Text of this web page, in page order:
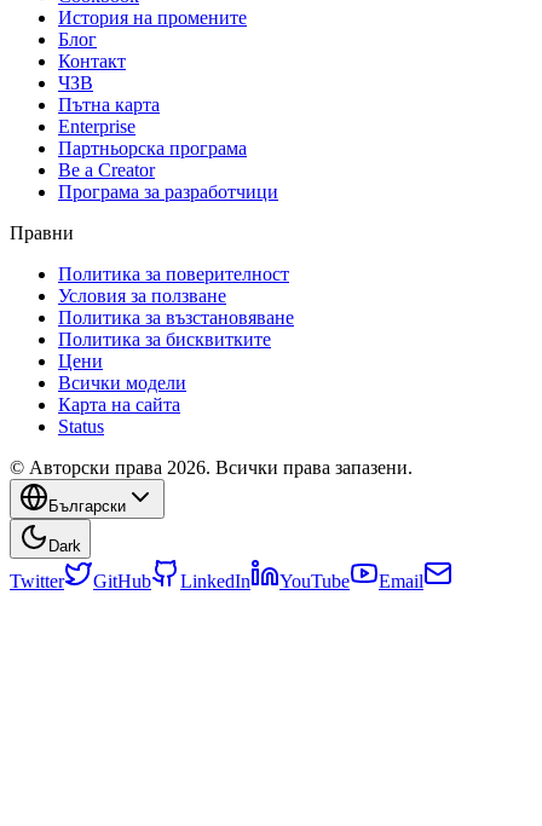
История на промените
Блог
Контакт
ЧЗВ
Пътна карта
Enterprise
Партньорска програма
Be a Creator
Програма за разработчици
Правни
Политика за поверителност
Условия за ползване
Политика за възстановяване
Политика за бисквитките
Цени
Всички модели
Карта на сайта
Status
© Авторски права 2026. Всички права запазени.
Български
Dark
Twitter GitHub LinkedIn YouTube Email